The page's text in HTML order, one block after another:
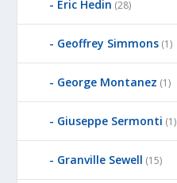
Eric Hedin (28)
Geoffrey Simmons (1)
George Montanez (1)
Giuseppe Sermonti (1)
Granville Sewell (15)